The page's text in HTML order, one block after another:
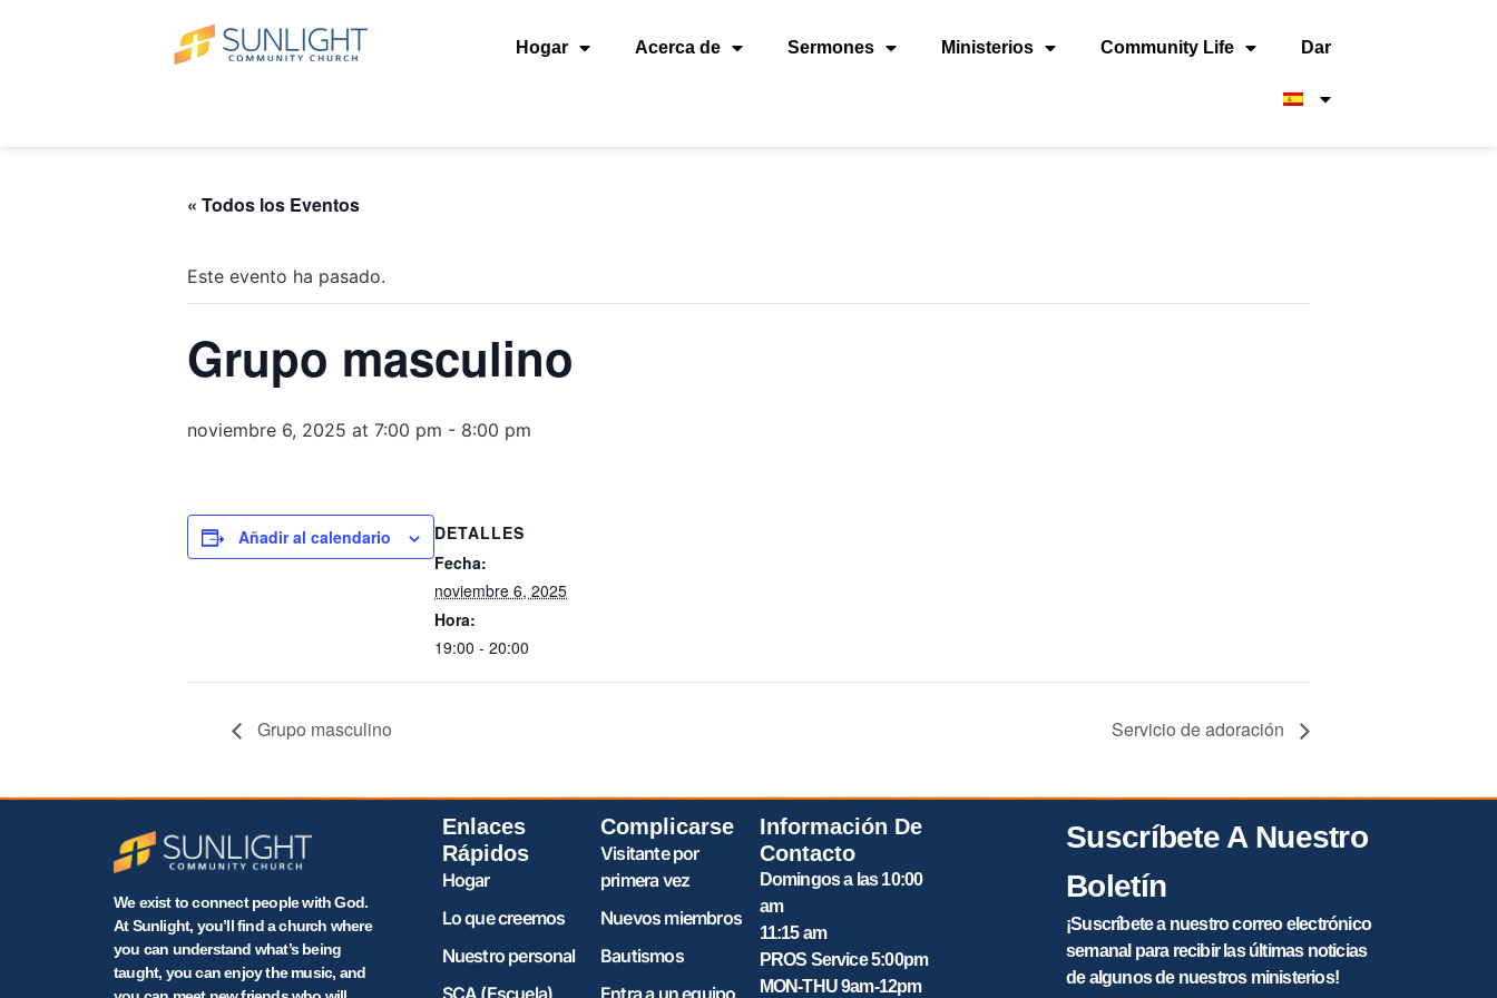
Hogar Acerca de Sermones Ministerios Community Life Dar
« Todos los Eventos
Este evento ha pasado.
Grupo masculino
noviembre 6, 2025 at 7:00 pm - 8:00 pm
Añadir al calendario
DETALLES
Fecha:
noviembre 6, 2025
Hora:
19:00 - 20:00
Grupo masculino Servicio de adoración
We exist to connect people with God.
At Sunlight, you’ll find a church where
you can understand what’s being
taught, you can enjoy the music, and
Enlaces
Rápidos
Hogar
Lo que creemos
Nuestro personal
SCA (Escuela)
Complicarse
Visitante por
primera vez
Nuevos miembros
Bautismos
Entra a un equipo
Información De
Contacto
Domingos a las 10:00
am
11:15 am
PROS Service 5:00pm
MON-THU 9am-12pm
Suscríbete A Nuestro
Boletín
¡Suscríbete a nuestro correo electrónico
semanal para recibir las últimas noticias
de algunos de nuestros ministerios!